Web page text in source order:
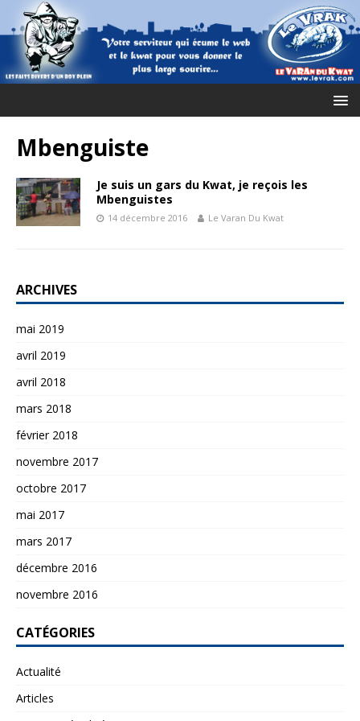
Mbenguiste
Je suis un gars du Kwat, je reçois les
Mbenguistes
14 décembre 2016 Le Varan Du Kwat
ARCHIVES
mai 2019
avril 2019
avril 2018
mars 2018
février 2018
novembre 2017
octobre 2017
mai 2017
mars 2017
décembre 2016
novembre 2016
CATÉGORIES
Actualité
Articles